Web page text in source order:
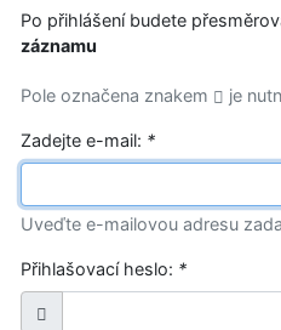
Po přihlášení budete
záznamu
Pole označena znakem je
Zadejte e-mail: *
Uveďte e-mailovou adresu
Přihlašovací heslo: *